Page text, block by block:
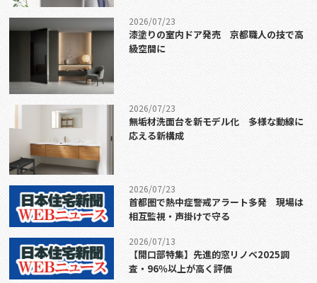
2026/07/23
漆塗りの室内ドア発売 京都職人の技で高
級空間に
2026/07/23
無垢材洗面台を新モデル化 多様な動線に
応える新構成
2026/07/23
首都圏で熱中症警戒アラート多発 現場は
相互監視・声掛けで守る
2026/07/13
【開口部特集】先進的窓リノベ2025調
査・96％以上が高く評価